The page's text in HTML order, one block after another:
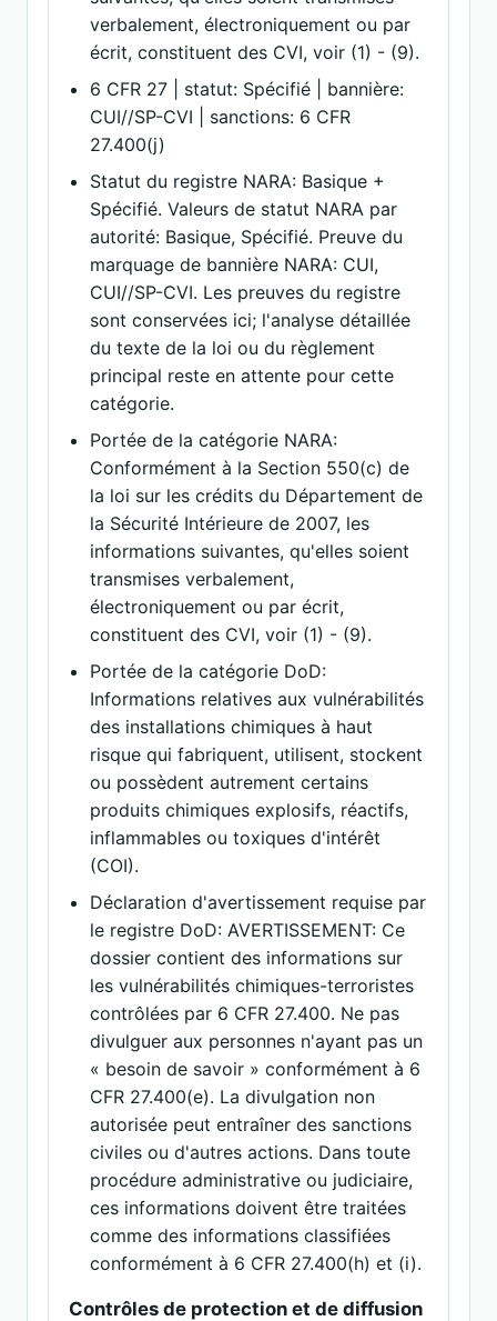
verbalement, électroniquement ou par
écrit, constituent des CVI, voir (1) - (9).
6 CFR 27 | statut: Spécifié | bannière:
CUI//SP-CVI | sanctions: 6 CFR
27.400(j)
Statut du registre NARA: Basique +
Spécifié. Valeurs de statut NARA par
autorité: Basique, Spécifié. Preuve du
marquage de bannière NARA: CUI,
CUI//SP-CVI. Les preuves du registre
sont conservées ici; l'analyse détaillée
du texte de la loi ou du règlement
principal reste en attente pour cette
catégorie.
Portée de la catégorie NARA:
Conformément à la Section 550(c) de
la loi sur les crédits du Département de
la Sécurité Intérieure de 2007, les
informations suivantes, qu'elles soient
transmises verbalement,
électroniquement ou par écrit,
constituent des CVI, voir (1) - (9).
Portée de la catégorie DoD:
Informations relatives aux vulnérabilités
des installations chimiques à haut
risque qui fabriquent, utilisent, stockent
ou possèdent autrement certains
produits chimiques explosifs, réactifs,
inflammables ou toxiques d'intérêt
(COI).
Déclaration d'avertissement requise par
le registre DoD: AVERTISSEMENT: Ce
dossier contient des informations sur
les vulnérabilités chimiques-terroristes
contrôlées par 6 CFR 27.400. Ne pas
divulguer aux personnes n'ayant pas un
« besoin de savoir » conformément à 6
CFR 27.400(e). La divulgation non
autorisée peut entraîner des sanctions
civiles ou d'autres actions. Dans toute
procédure administrative ou judiciaire,
ces informations doivent être traitées
comme des informations classifiées
conformément à 6 CFR 27.400(h) et (i).
Contrôles de protection et de diffusion